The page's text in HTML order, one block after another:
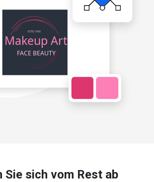
Sie sich vom Rest ab